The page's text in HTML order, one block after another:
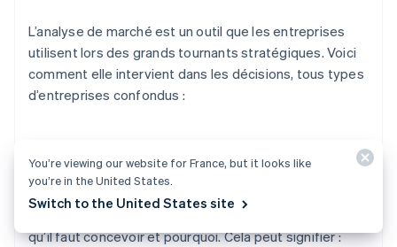
L’analyse de marché est un outil que les entreprises
utilisent lors des grands tournants stratégiques. Voici
comment elle intervient dans les décisions, tous types
d’entreprises confondus :
Développement de produits
qu’il faut concevoir et pourquoi. Cela peut signifier :
You’re viewing our website for France, but it looks like
you’re in the United States.
Switch to the United States site